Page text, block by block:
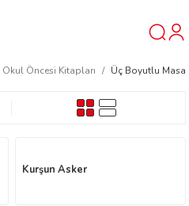
Okul Öncesi Kitapları Üç Boyutlu
Kurşun Asker